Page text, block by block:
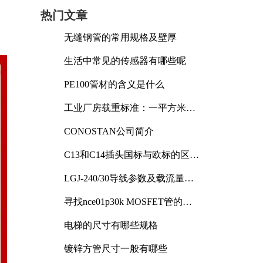
热门文章
无缝钢管的常用规格及壁厚
生活中常见的传感器有哪些呢
PE100管材的含义是什么
工业厂房载重标准：一平方米能
CONOSTAN公司简介
C13和C14插头国标与欧标的区别
LGJ-240/30导线参数及载流量解
寻找nce01p30k MOSFET管的合
电梯的尺寸有哪些规格
镀锌方管尺寸一般有哪些